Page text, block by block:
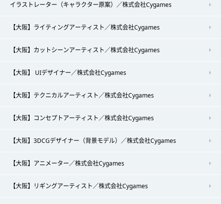
イラストレーター（キャラクター原案）／株式会社Cygames
【大阪】ライティングアーティスト／株式会社Cygames
【大阪】カットシーンアーティスト／株式会社Cygames
【大阪】 UIデザイナー／株式会社Cygames
【大阪】テクニカルアーティスト／株式会社Cygames
【大阪】コンセプトアーティスト／株式会社Cygames
【大阪】3DCGデザイナー（背景モデル）／株式会社Cygames
【大阪】アニメーター／株式会社Cygames
【大阪】リギングアーティスト／株式会社Cygames